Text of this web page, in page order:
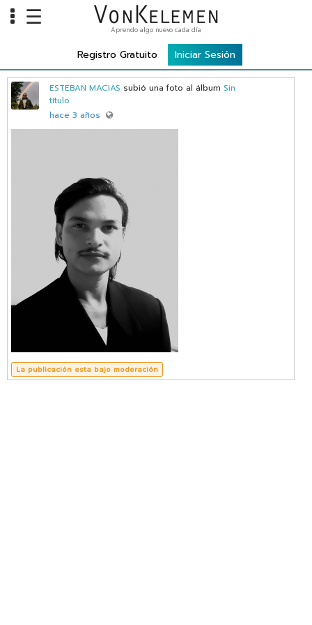
Home
Cursos
VKTV
vLearn
vKonnect
vBox
vPages
☰ Aprendo algo nuevo cada día
Registro Gratuito Iniciar Sesión
ESTEBAN MACIAS subió una foto al álbum Sin
título
hace 3 años
La publicación esta bajo moderación